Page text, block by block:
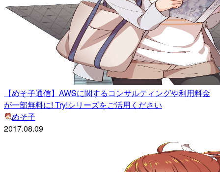
【めそ子通信】AWSに関するコンサルティングや利用料金
が一部無料に! Try!シリーズをご活用ください
めそ子
2017.08.09